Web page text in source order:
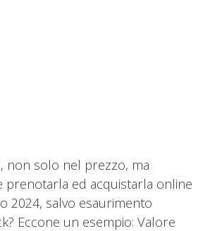
non solo nel prezzo, ma
prenotarla ed acquistarla online
2024, salvo esaurimento
Eccone un esempio: Valore